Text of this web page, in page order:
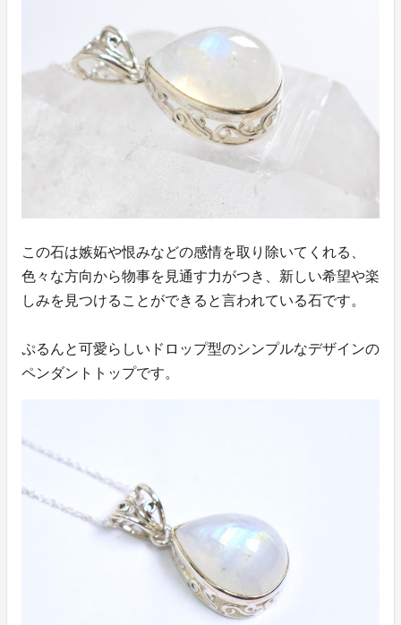
この石は嫉妬や恨みなどの感情を取り除いてくれる、
色々な方向から物事を見通す力がつき、新しい希望や楽
しみを見つけることができると言われている石です。
ぷるんと可愛らしいドロップ型のシンプルなデザインの
ペンダントトップです。